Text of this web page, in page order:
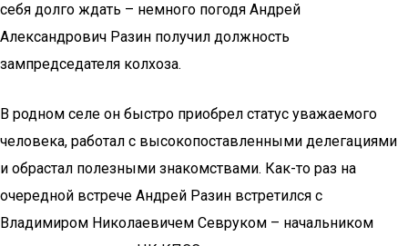
себя долго ждать – немного погодя Андрей
Александрович Разин получил должность
зампредседателя колхоза.
В родном селе он быстро приобрел статус уважаемого
человека, работал с высокопоставленными делегациями
и обрастал полезными знакомствами. Как-то раз на
очередной встрече Андрей Разин встретился с
Владимиром Николаевичем Севруком – начальником